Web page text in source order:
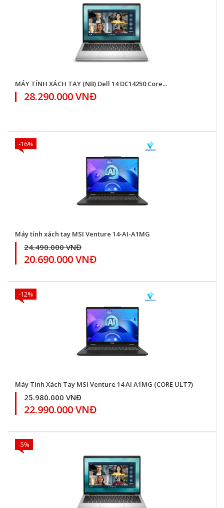
MÁY TÍNH XÁCH TAY (NB) Dell 14 DC14250 Core...
28.290.000 VNĐ
-16%
Máy tính xách tay MSI Venture 14-AI-A1MG
24.490.000 VNĐ
20.690.000 VNĐ
-12%
Máy Tính Xách Tay MSI Venture 14 AI A1MG (CORE ULT7)
25.980.000 VNĐ
22.990.000 VNĐ
-5%